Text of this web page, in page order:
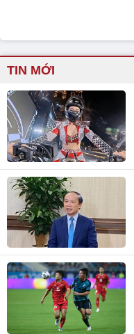
TIN MỚI